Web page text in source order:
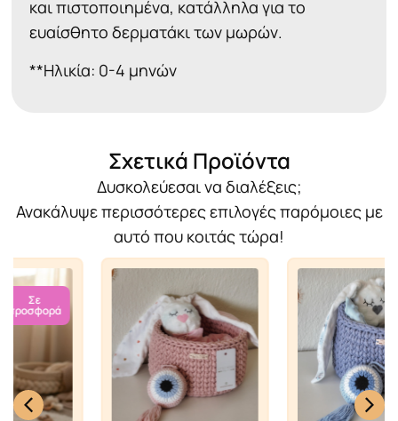
και πιστοποιημένα, κατάλληλα για το
ευαίσθητο δερματάκι των μωρών.
**Ηλικία: 0-4 μηνών
Σχετικά Προϊόντα
Δυσκολεύεσαι να διαλέξεις;
Ανακάλυψε περισσότερες επιλογές παρόμοιες με
αυτό που κοιτάς τώρα!